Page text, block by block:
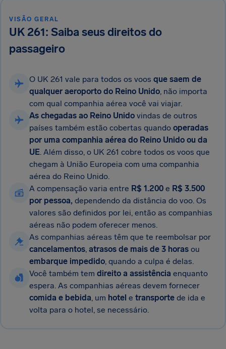
VISÃO GERAL
UK 261: Saiba seus direitos do
passageiro
O UK 261 vale para todos os voos que saem de
qualquer aeroporto do Reino Unido, não importa
com qual companhia aérea você vai viajar.
As chegadas ao Reino Unido vindas de outros
países também estão cobertas quando operadas
por uma companhia aérea do Reino Unido ou da
UE. Além disso, o UK 261 cobre todos os voos que
chegam à União Europeia com uma companhia
aérea do Reino Unido.
A compensação varia entre R$ 1.200 e R$ 3.500
por pessoa, dependendo da distância do voo. Os
valores são definidos por lei, então as companhias
aéreas não podem oferecer menos.
As companhias aéreas têm que te reembolsar por
cancelamentos, atrasos de mais de 3 horas ou
embarque impedido, quando a culpa é delas.
Você também tem direito a assistência enquanto
espera. As companhias aéreas devem fornecer
comida e bebida, um hotel e transporte de ida e
volta para o hotel, se necessário.